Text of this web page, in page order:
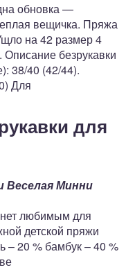
обновка —
вещичка. Пряжа
на 42 размер 4
безрукавки
38/40 (42/44).
Для
для
Веселая Минни
любимым для
детской пряжи
– 20 % бамбук – 40 %